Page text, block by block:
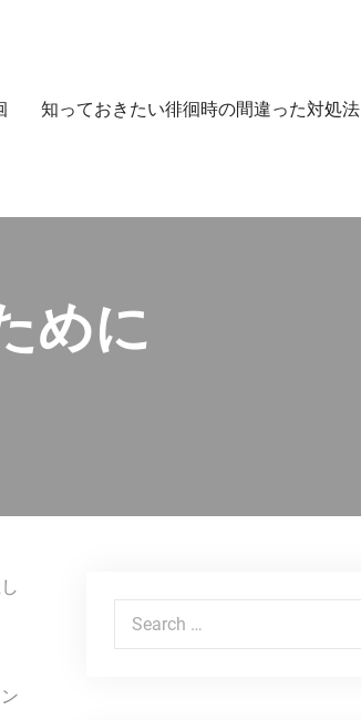
知っておきたい徘徊時の間違った対処法
めに
Search for: